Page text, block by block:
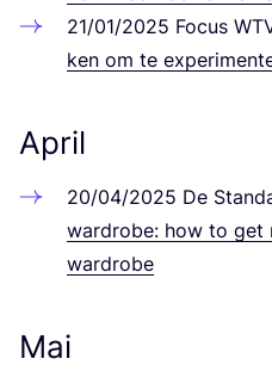
21/01/2025 Focus
ken om te
April
20/04/2025 De
ward­ro­be: how to get
wardrobe
Mai